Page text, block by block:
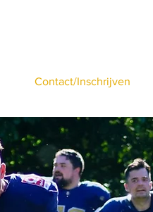
Contact/Inschrijven